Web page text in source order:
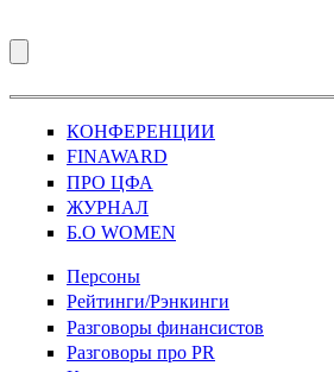
КОНФЕРЕНЦИИ
FINAWARD
ПРО ЦФА
ЖУРНАЛ
Б.О WOMEN
Персоны
Рейтинги/Рэнкинги
Разговоры финансистов
Разговоры про PR